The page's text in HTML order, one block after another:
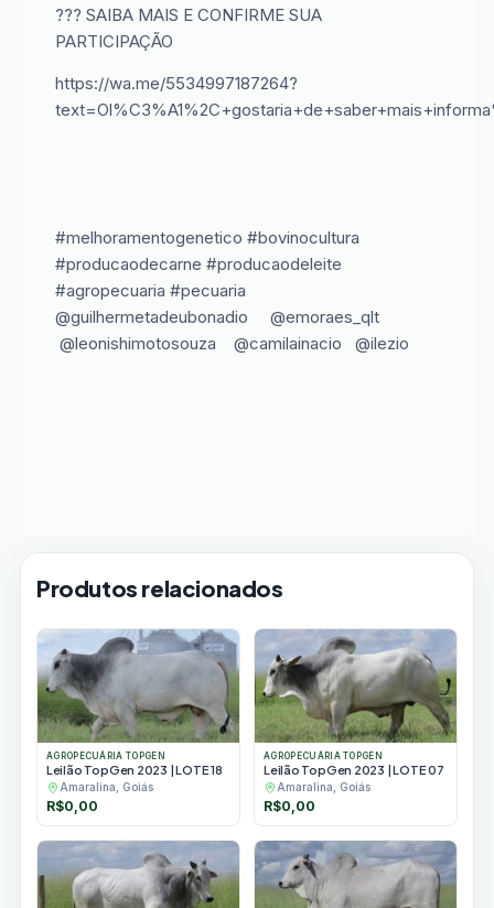
??? SAIBA MAIS E CONFIRME SUA
PARTICIPAÇÃO
https://wa.me/5534997187264?
#melhoramentogenetico #bovinocultura
#producaodecarne #producaodeleite
#agropecuaria #pecuaria
@guilhermetadeubonadio @emoraes_qlt
@leonishimotosouza @camilainacio @ilezio
Produtos relacionados
AGROPECUÁRIA TOPGEN
Leilão TopGen 2023 | LOTE 18
Amaralina, Goiás
R$0,00
AGROPECUÁRIA TOPGEN
Leilão TopGen 2023 | LOTE 07
Amaralina, Goiás
R$0,00